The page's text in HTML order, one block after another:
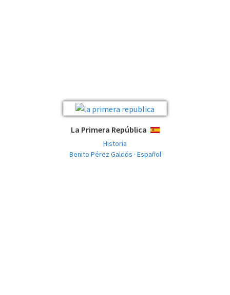
La Primera República ESPAÑOL
Historia
Benito Pérez Galdós · Español